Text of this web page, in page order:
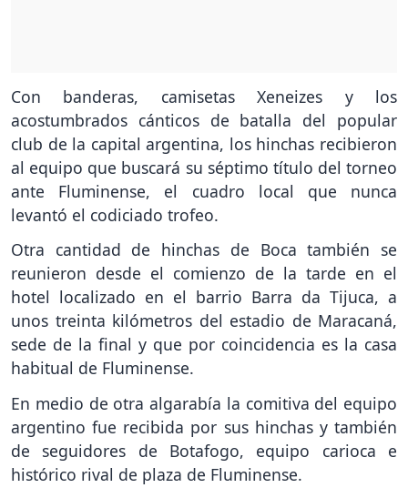
Con banderas, camisetas Xeneizes y los
acostumbrados cánticos de batalla del popular
club de la capital argentina, los hinchas recibieron
al equipo que buscará su séptimo título del torneo
ante Fluminense, el cuadro local que nunca
levantó el codiciado trofeo.
Otra cantidad de hinchas de Boca también se
reunieron desde el comienzo de la tarde en el
hotel localizado en el barrio Barra da Tijuca, a
unos treinta kilómetros del estadio de Maracaná,
sede de la final y que por coincidencia es la casa
habitual de Fluminense.
En medio de otra algarabía la comitiva del equipo
argentino fue recibida por sus hinchas y también
de seguidores de Botafogo, equipo carioca e
histórico rival de plaza de Fluminense.